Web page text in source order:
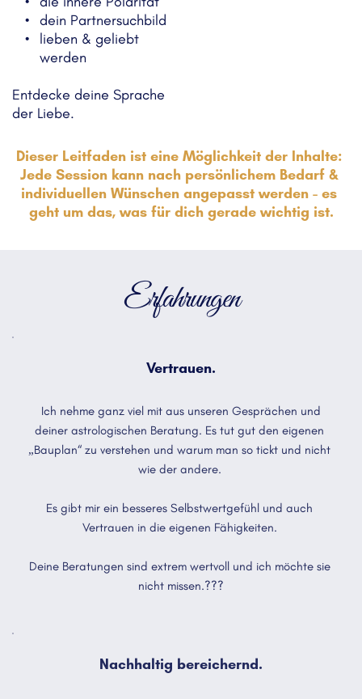
dein Partnersuchbild
lieben & geliebt
werden
Entdecke deine Sprache
der Liebe.
Dieser Leitfaden ist eine Möglichkeit der Inhalte:
Jede Session kann nach persönlichem Bedarf &
individuellen Wünschen angepasst werden - es
geht um das, was für dich gerade wichtig ist.
Erfahrungen
Vertrauen.
deiner astrologischen Beratung. Es tut gut den eigenen
„Bauplan“ zu verstehen und warum man so tickt und nicht
wie der andere.
Es gibt mir ein besseres Selbstwertgefühl und auch
Vertrauen in die eigenen Fähigkeiten.
Deine Beratungen sind extrem wertvoll und ich möchte sie
nicht missen.???
Nachhaltig bereichernd.